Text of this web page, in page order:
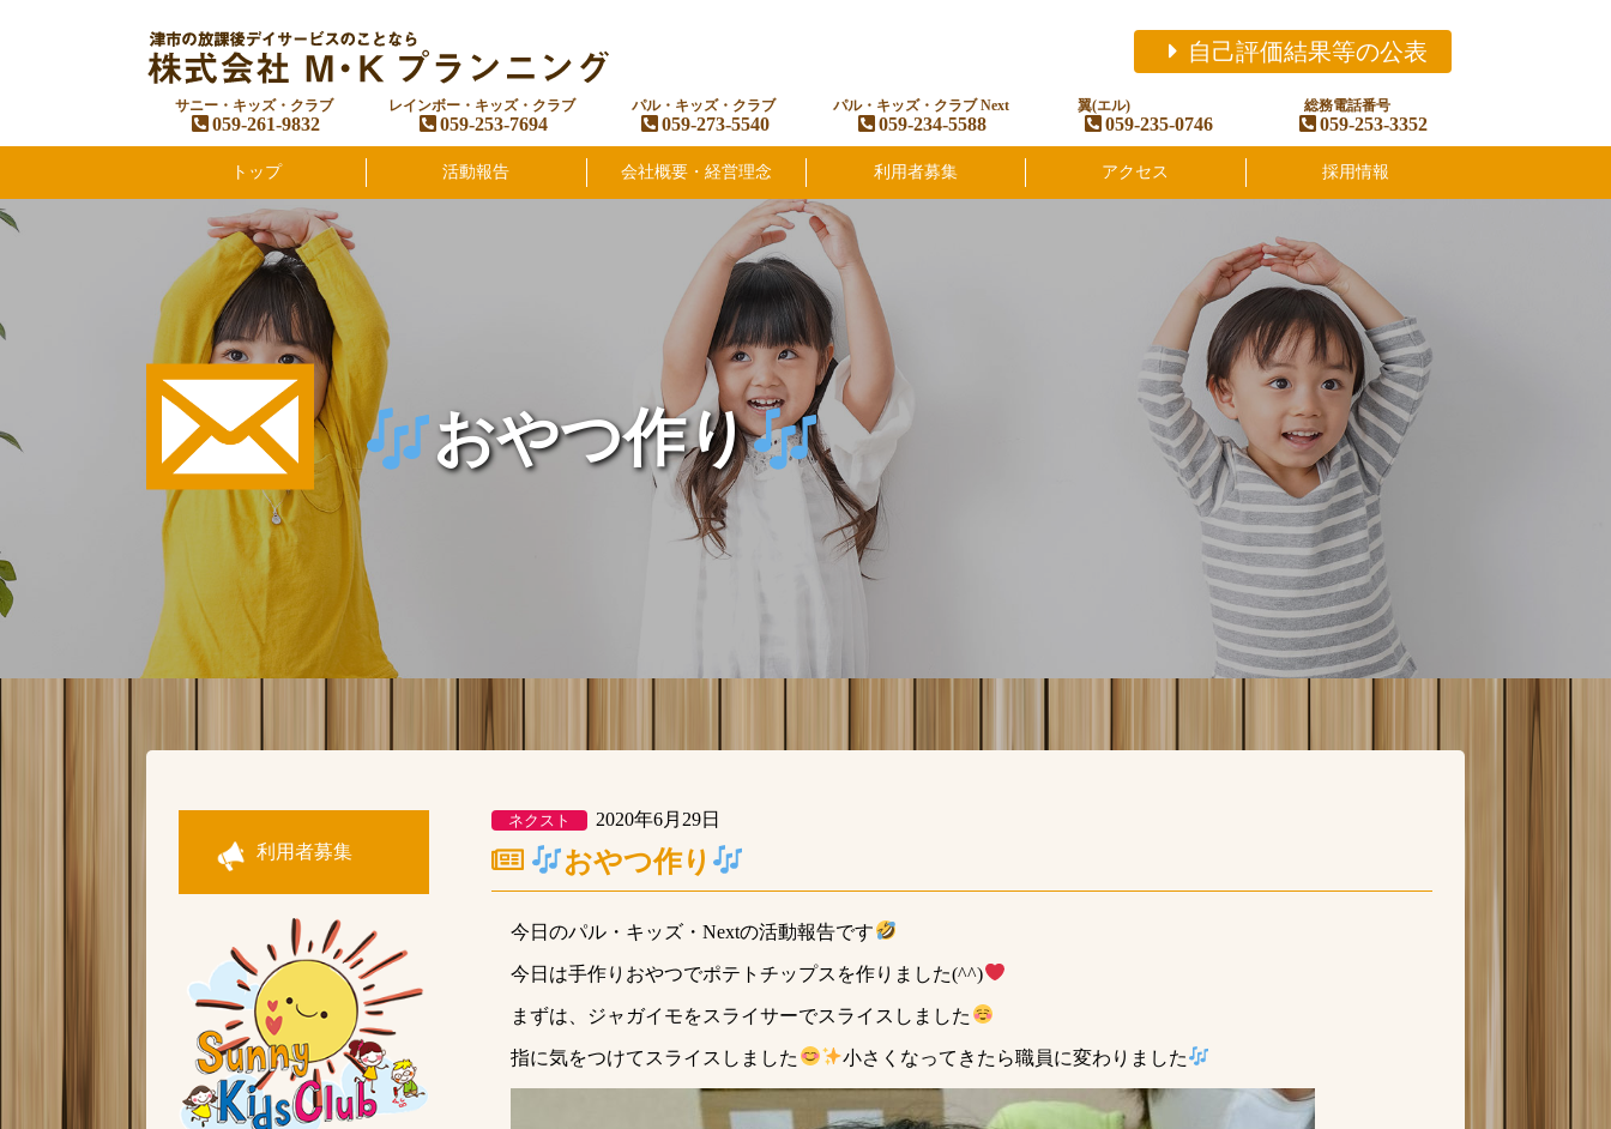
サニー・キッズ・クラブ
059-261-9832
レインボー・キッズ・クラブ
059-253-7694
パル・キッズ・クラブ
059-273-5540
パル・キッズ・クラブ Next
059-234-5588
翼(エル)
059-235-0746
総務電話番号
059-253-3352
自己評価結果等の公表
トップ 活動報告 会社概要・経営理念 利用者募集 アクセス 採用情報
おやつ作り
ネクスト 2020年6月29日
おやつ作り
今日のパル・キッズ・Nextの活動報告です
今日は手作りおやつでポテトチップスを作りました(^^)
まずは、ジャガイモをスライサーでスライスしました
指に気をつけてスライスしました 小さくなってきたら職員に変わりました
利用者募集